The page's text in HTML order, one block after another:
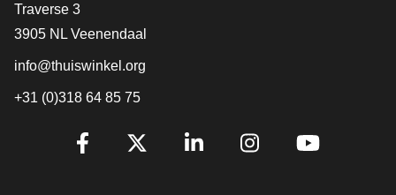
[_General:Contact]
Traverse 3
3905 NL Veenendaal
info@thuiswinkel.org
+31 (0)318 64 85 75
[_General:SocialMediaTitle]